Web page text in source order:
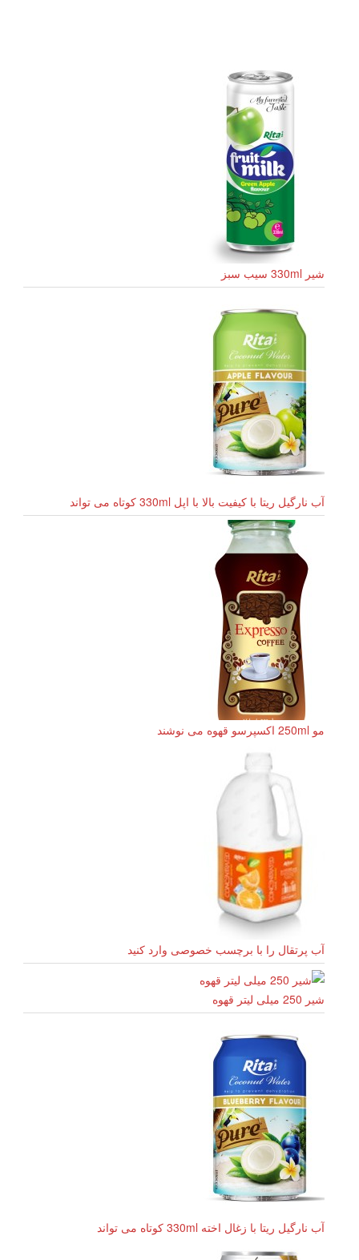
شیر 330ml سیب سبز
آب نارگیل ریتا با کیفیت بالا با اپل 330ml کوتاه می تواند
مو 250ml اکسپرسو قهوه می نوشند
آب پرتقال را با برچسب خصوصی وارد کنید
شیر 250 میلی لیتر قهوه
آب نارگیل ریتا با زغال اخته 330ml کوتاه می تواند